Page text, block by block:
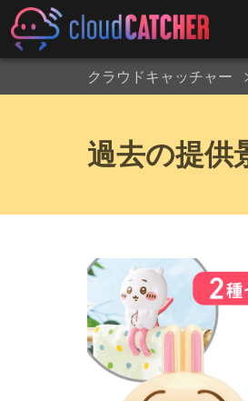
クラウドキャッチャー
過去の提供